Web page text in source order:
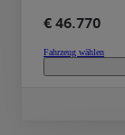
€ 46.770
Fahrzeug wählen